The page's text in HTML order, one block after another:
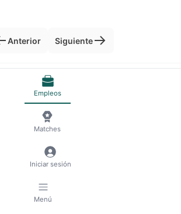
Anterior Siguiente
Condiciones del servicio
🍪 Gestionar cookies
Empleos
Matches
Iniciar sesión
Menú